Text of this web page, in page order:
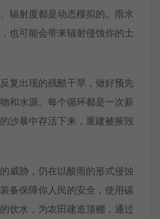
辐射度都是动态模拟的。雨水
也可能会带来辐射侵蚀你的土
复出现的残酷干旱，做好预先
和水源。每个循环都是一次新
沙暴中存活下来，重建被摧毁
威胁，仍在以酸雨的形式侵蚀
备保障你人民的安全，使用碳
饮水，为农田建造顶棚，通过